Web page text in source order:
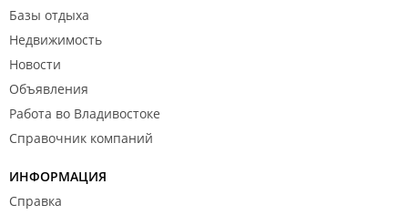
Базы отдыха
Недвижимость
Новости
Объявления
Работа во Владивостоке
Справочник компаний
ИНФОРМАЦИЯ
Справка